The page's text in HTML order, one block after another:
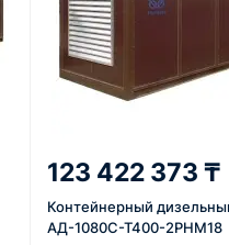
123 422 373 ₸
Контейнерный
АД-1080C-T400-2РНМ18